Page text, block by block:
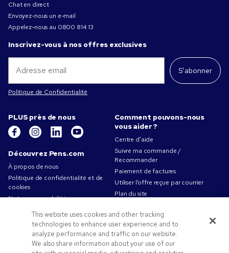
Chat en direct
Envoyez-nous un e-mail
Appelez-nous au 0800 814 13
Inscrivez-vous à nos offres exclusives
S’abonner
Politique de Confidentialité
PLUS près de nous
Découvrez Pens.com
À propos de nous
Politique de confidentialité et de
cookies
Notre responsabilité
Conditions d'utilisation
Conditions générales de vente
Travailler chez Pens.com
Offres et ressources
Comment pouvons-nous
vous aider ?
Centre d’aide
Suivre ma commande /
Recommander
Paiement de factures
Utiliser l’offre reçue par courrier
Plan du site
This website uses cookies and other tracking
technologies to enhance user experience and to
analyze performance and traffic on our website.
We also share information about your use of our